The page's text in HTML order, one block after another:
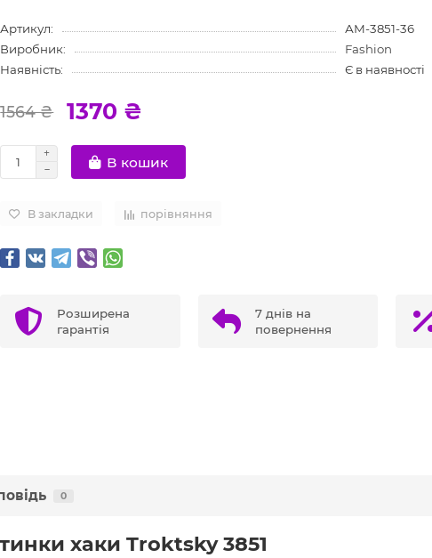
Артикул:
АМ-3851-36
Виробник:
Fashion
Наявність:
Є в наявності
1564 ₴ 1370 ₴
В кошик
В закладки порівняння
Розширена
гарантія
7 днів на
повернення
0
хаки Troktsky 3851